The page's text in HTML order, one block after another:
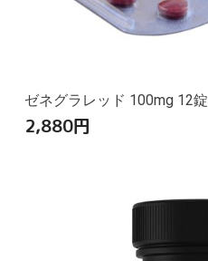
ゼネグラレッド 100mg 12錠
2,880円